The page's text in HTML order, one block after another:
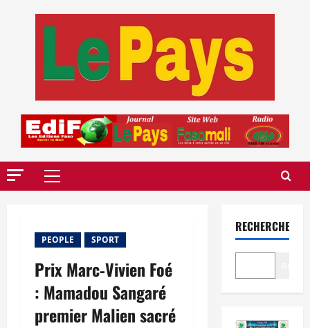
Menu
PEOPLE SPORT
Prix Marc‑Vivien Foé
: Mamadou Sangaré
premier Malien sacré
RECHERCHER